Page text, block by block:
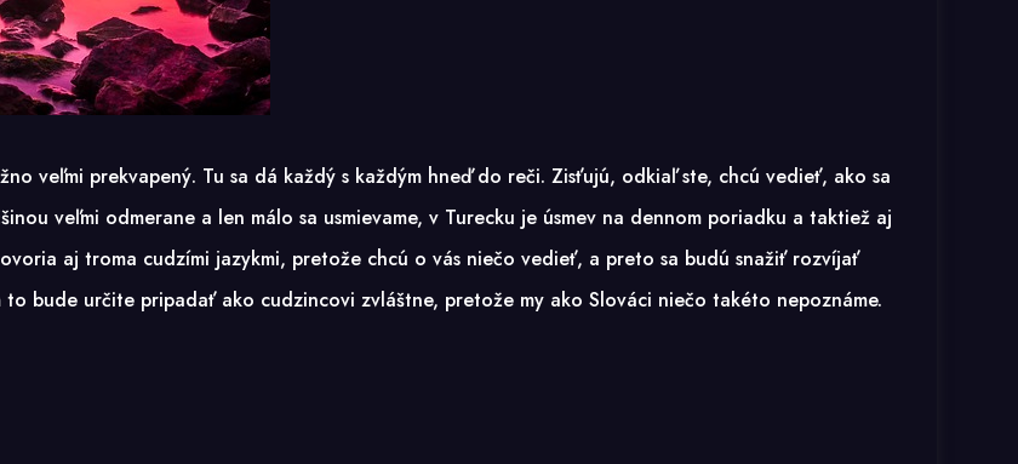
veľmi prekvapený. Tu sa dá každý s každým hneď do reči. Zisťujú, odkiaľ ste, chcú vedieť, ako sa
veľmi odmerane a len málo sa usmievame, v Turecku je úsmev na dennom poriadku a taktiež aj
aj troma cudzími jazykmi, pretože chcú o vás niečo vedieť, a preto sa budú snažiť rozvíjať
bude určite pripadať ako cudzincovi zvláštne, pretože my ako Slováci niečo takéto nepoznáme.